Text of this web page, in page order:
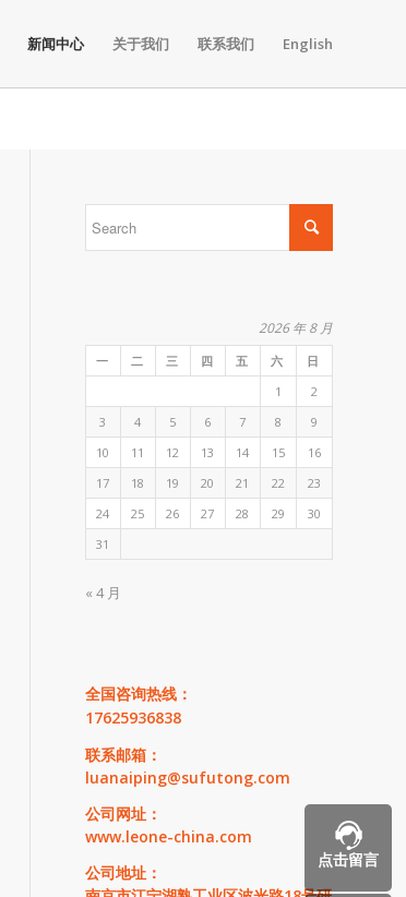
新闻中心 关于我们 联系我们 English
2026 年 8 月
一 二 三 四 五 六
日
1
2
3
4 5 6 7 8
9
10
11 12 13 14 15
16
17
18 19 20 21 22
23
24
25 26 27 28 29
30
31
« 4 月
全国咨询热线：
17625936838
联系邮箱：
luanaiping@sufutong.com
公司网址：
www.leone-china.com
公司地址：
点击留言